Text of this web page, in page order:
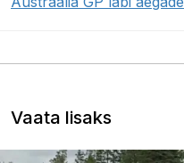
Vaata lisaks